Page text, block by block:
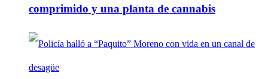
comprimido y una planta de cannabis